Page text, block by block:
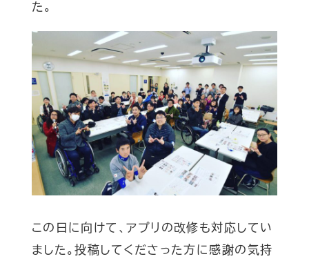
た。
この日に向けて、アプリの改修も対応してい
ました。投稿してくださった方に感謝の気持